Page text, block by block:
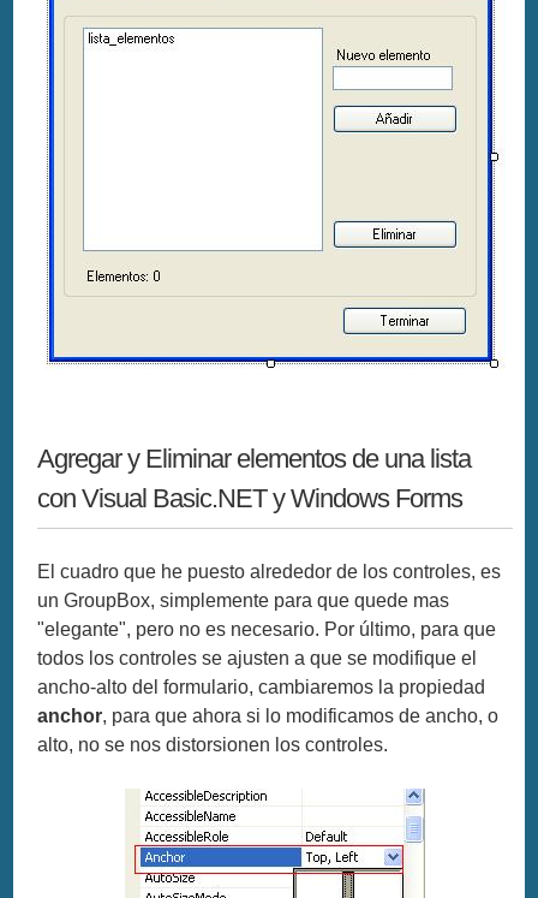
Agregar y Eliminar elementos de una lista
con Visual Basic.NET y Windows Forms
El cuadro que he puesto alrededor de los controles, es
un GroupBox, simplemente para que quede mas
"elegante", pero no es necesario. Por último, para que
todos los controles se ajusten a que se modifique el
ancho-alto del formulario, cambiaremos la propiedad
anchor, para que ahora si lo modificamos de ancho, o
alto, no se nos distorsionen los controles.